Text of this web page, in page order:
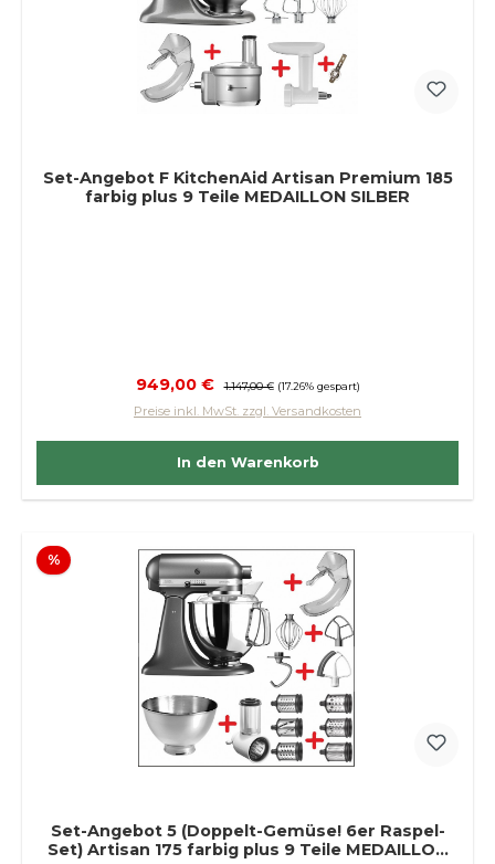
Set-Angebot F KitchenAid Artisan Premium 185
farbig plus 9 Teile MEDAILLON SILBER
Verkaufspreis:
949,00 € Regulärer Preis:
1.147,00 € (17.26% gespart)
Preise inkl. MwSt. zzgl. Versandkosten
In den Warenkorb
%Rabatt
Set-Angebot 5 (Doppelt-Gemüse! 6er Raspel-
Set) Artisan 175 farbig plus 9 Teile MEDAILLON